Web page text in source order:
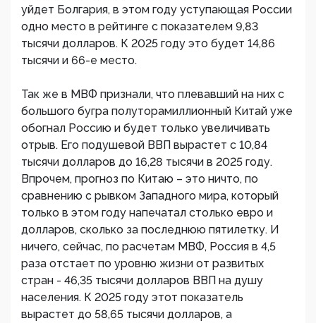
уйдет Болгария, в этом году уступающая России
одно место в рейтинге с показателем 9,83
тысячи долларов. К 2025 году это будет 14,86
тысячи и 66-е место.
Так же в МВФ признали, что плевавший на них с
большого бугра полуторамиллионный Китай уже
обогнал Россию и будет только увеличивать
отрыв. Его подушевой ВВП вырастет с 10,84
тысячи долларов до 16,28 тысячи в 2025 году.
Впрочем, прогноз по Китаю – это ничто, по
сравнению с рывком Западного мира, который
только в этом году напечатал столько евро и
долларов, сколько за последнюю пятилетку. И
ничего, сейчас, по расчетам МВФ, Россия в 4,5
раза отстает по уровню жизни от развитых
стран - 46,35 тысячи долларов ВВП на душу
населения. К 2025 году этот показатель
вырастет до 58,65 тысячи долларов, а